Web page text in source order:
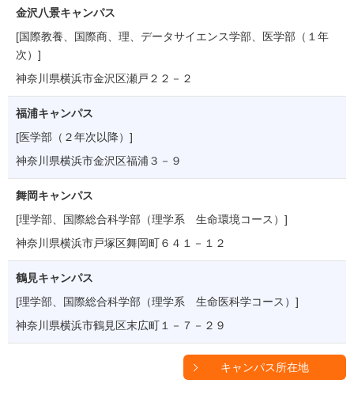
金沢八景キャンパス
[国際教養、国際商、理、データサイエンス学部、医学部（１年
次）]
神奈川県横浜市金沢区瀬戸２２－２
福浦キャンパス
[医学部（２年次以降）]
神奈川県横浜市金沢区福浦３－９
舞岡キャンパス
[理学部、国際総合科学部（理学系 生命環境コース）]
神奈川県横浜市戸塚区舞岡町６４１－１２
鶴見キャンパス
[理学部、国際総合科学部（理学系 生命医科学コース）]
神奈川県横浜市鶴見区末広町１－７－２９
キャンパス所在地